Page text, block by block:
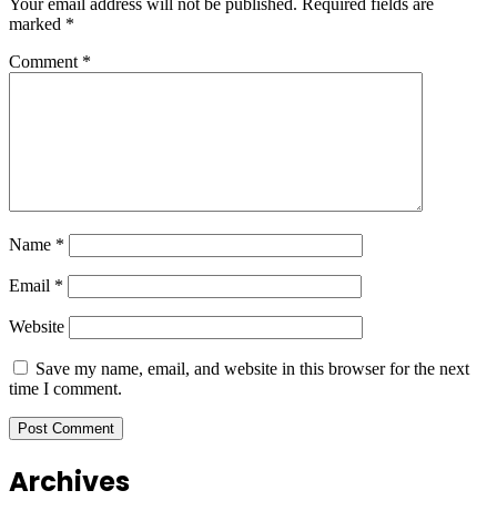
Your email address will not be published. Required fields are
marked *
Comment *
Name *
Email *
Website
Save my name, email, and website in this browser for the next
time I comment.
Archives